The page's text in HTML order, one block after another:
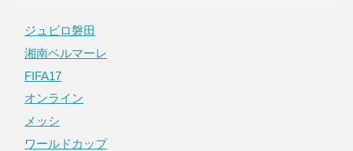
ジュビロ磐田
湘南ベルマーレ
FIFA17
オンライン
メッシ
ワールドカップ